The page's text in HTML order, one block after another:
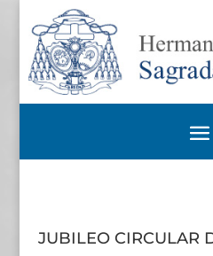
JUBILEO CIRCULAR